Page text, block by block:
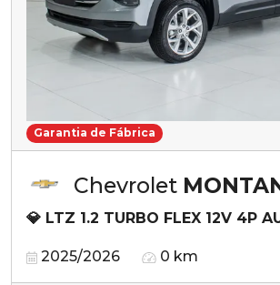
Garantia de Fábrica
Chevrolet
💎 LTZ 1.2 TURBO FLEX 12V 4P
2025/2026 0 km